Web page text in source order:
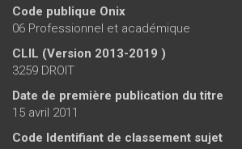
Code publique Onix
06 Professionnel et académique
CLIL (Version 2013-2019 )
3259 DROIT
Date de première publication du titre
15 avril 2011
Code Identifiant de classement sujet